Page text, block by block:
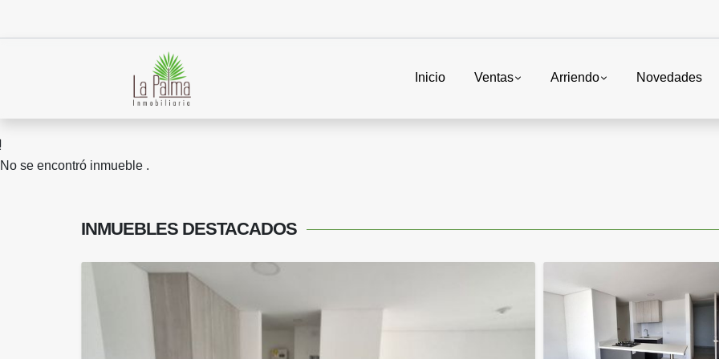
Inicio Ventas Arriendo Novedades
No se encontró inmueble .
INMUEBLES DESTACADOS